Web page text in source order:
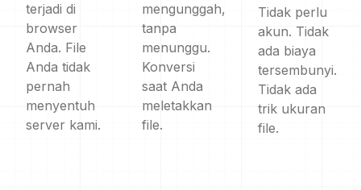
terjadi di
browser
Anda. File
Anda tidak
pernah
menyentuh
server kami.
mengunggah,
tanpa
menunggu.
Konversi
saat Anda
meletakkan
file.
Tidak perlu
akun. Tidak
ada biaya
tersembunyi.
Tidak ada
trik ukuran
file.